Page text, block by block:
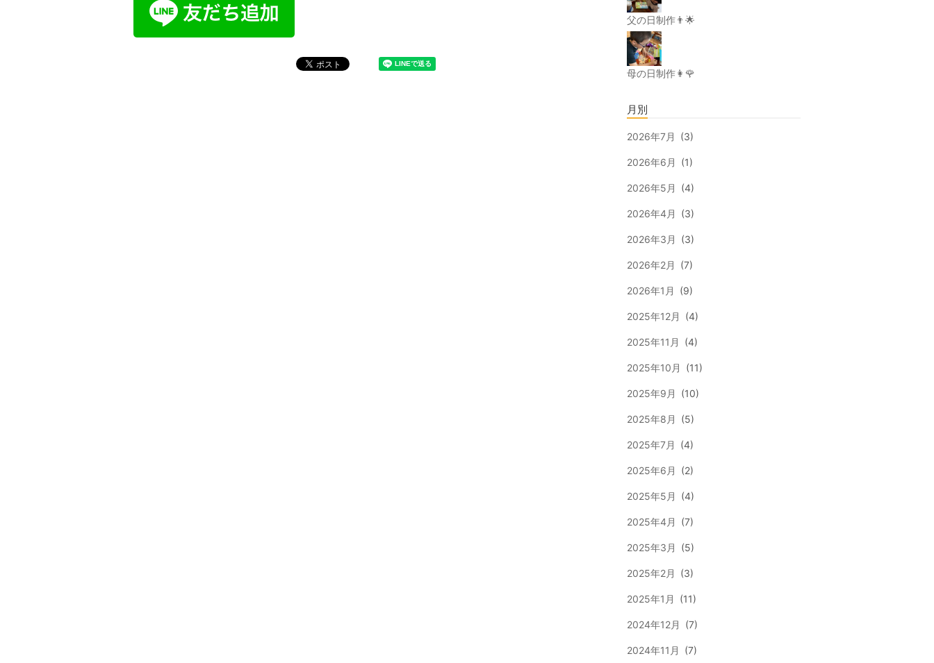
父の日制作👨🌟
母の日制作👩🌹
月別
2026年7月 (3)
2026年6月 (1)
2026年5月 (4)
2026年4月 (3)
2026年3月 (3)
2026年2月 (7)
2026年1月 (9)
2025年12月 (4)
2025年11月 (4)
2025年10月 (11)
2025年9月 (10)
2025年8月 (5)
2025年7月 (4)
2025年6月 (2)
2025年5月 (4)
2025年4月 (7)
2025年3月 (5)
2025年2月 (3)
2025年1月 (11)
2024年12月 (7)
2024年11月 (7)